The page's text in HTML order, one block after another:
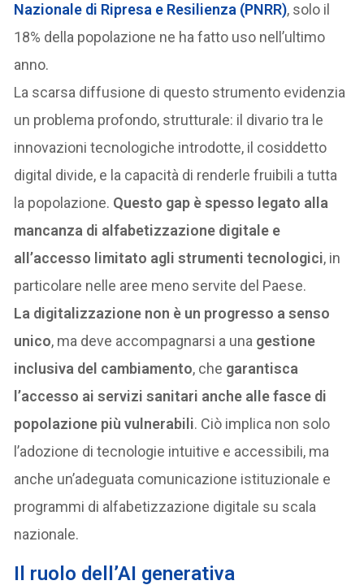
Nazionale di Ripresa e Resilienza (PNRR), solo il
18% della popolazione ne ha fatto uso nell’ultimo
anno.
La scarsa diffusione di questo strumento evidenzia
un problema profondo, strutturale: il divario tra le
innovazioni tecnologiche introdotte, il cosiddetto
digital divide, e la capacità di renderle fruibili a tutta
la popolazione. Questo gap è spesso legato alla
mancanza di alfabetizzazione digitale e
all’accesso limitato agli strumenti tecnologici, in
particolare nelle aree meno servite del Paese.
La digitalizzazione non è un progresso a senso
unico, ma deve accompagnarsi a una gestione
inclusiva del cambiamento, che garantisca
l’accesso ai servizi sanitari anche alle fasce di
popolazione più vulnerabili. Ciò implica non solo
l’adozione di tecnologie intuitive e accessibili, ma
anche un’adeguata comunicazione istituzionale e
programmi di alfabetizzazione digitale su scala
nazionale.
Il ruolo dell’AI generativa